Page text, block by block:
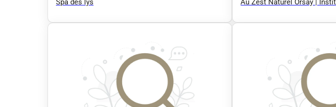
Spa des lys Au Zest Naturel Orsay |